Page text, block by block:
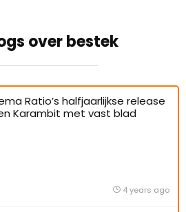
over bestek
Ratio’s halfjaarlijkse release
Karambit met vast blad
4 years ago